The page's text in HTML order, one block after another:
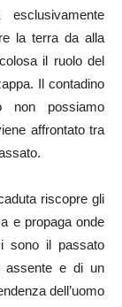
la terra da alla
il ruolo del
Il contadino
possiamo
affrontato tra
riscopre gli
e propaga onde
sono il passato
assente e di un
dell’uomo